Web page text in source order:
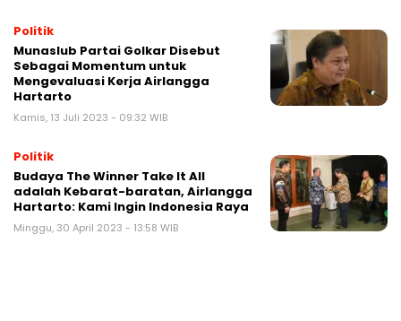
Politik
Munaslub Partai Golkar Disebut
Sebagai Momentum untuk
Mengevaluasi Kerja Airlangga
Hartarto
Kamis, 13 Juli 2023 - 09:32 WIB
Politik
Budaya The Winner Take It All
adalah Kebarat-baratan, Airlangga
Hartarto: Kami Ingin Indonesia Raya
Minggu, 30 April 2023 - 13:58 WIB